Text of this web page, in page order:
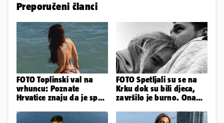
Preporučeni članci
FOTO Toplinski val na
vrhuncu: Poznate
Hrvatice znaju da je spas
FOTO Spetljali su se na
Krku dok su bili djeca,
završilo je burno. Ona